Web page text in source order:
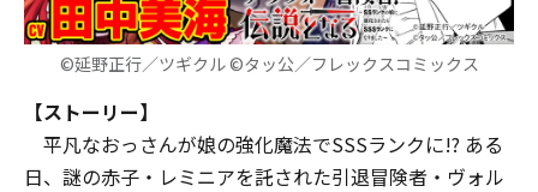
©延野正行／ツギクル ©タッ公／フレックスコミックス
【ストーリー】
平凡なおっさんが娘の強化魔法でSSSランクに!? ある
日、謎の赤子・レミニアを託された引退冒険者・ヴォル